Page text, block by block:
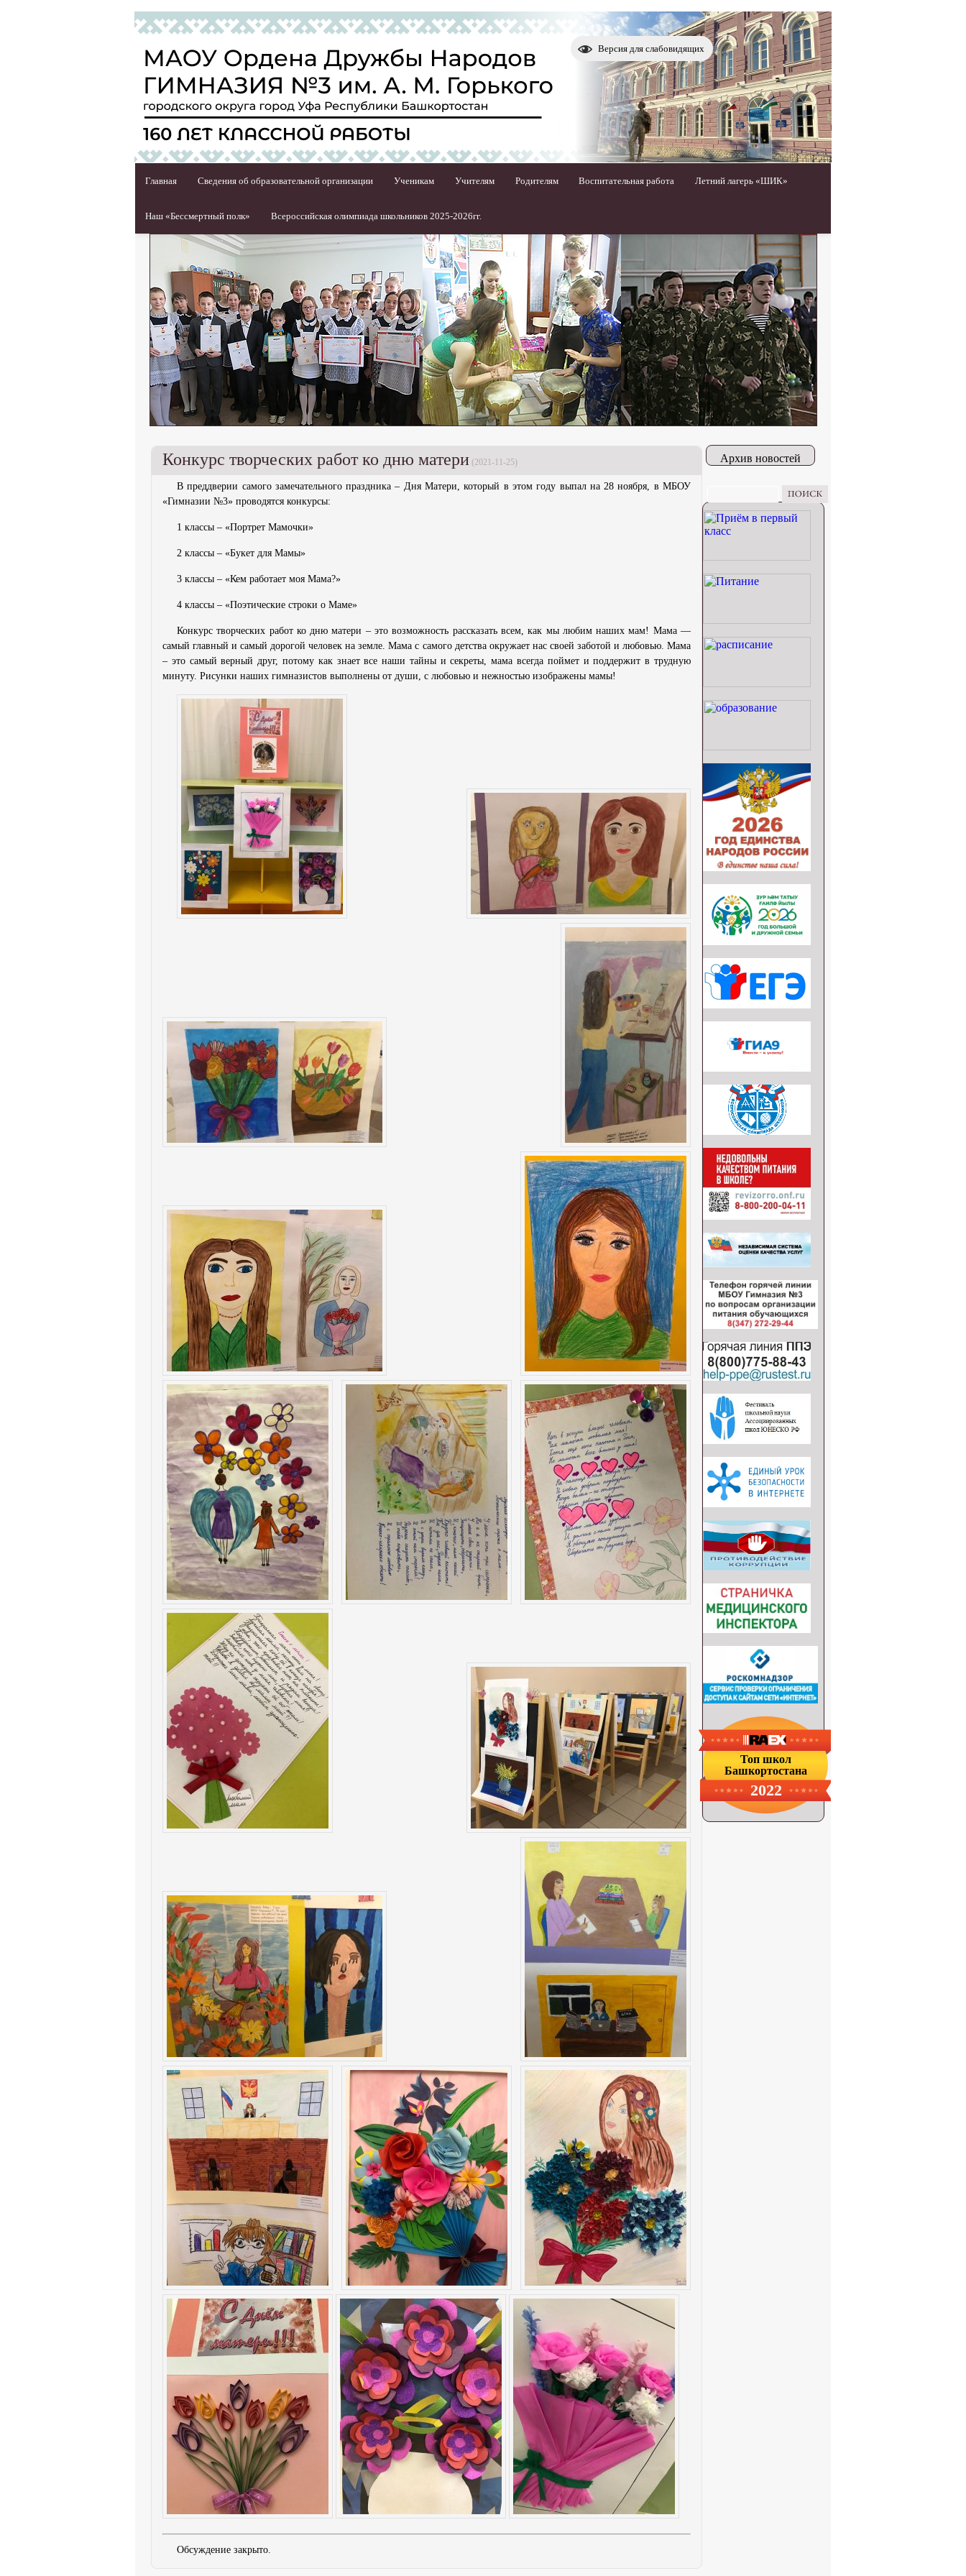
Версия для слабовидящих
Главная Сведения об образовательной организации Ученикам Учителям Родителям Воспитательная работа Летний лагерь «ШИК»
Наш «Бессмертный полк» Всероссийская олимпиада школьников 2025-2026гг.
Конкурс творческих работ ко дню матери (2021-11-25)
В преддверии самого замечательного праздника – Дня Матери, который в этом году выпал на 28 ноября, в МБОУ
«Гимназии №3» проводятся конкурсы:
1 классы – «Портрет Мамочки»
2 классы – «Букет для Мамы»
3 классы – «Кем работает моя Мама?»
4 классы – «Поэтические строки о Маме»
Конкурс творческих работ ко дню матери – это возможность рассказать всем, как мы любим наших мам! Мама —
самый главный и самый дорогой человек на земле. Мама с самого детства окружает нас своей заботой и любовью. Мама
– это самый верный друг, потому как знает все наши тайны и секреты, мама всегда поймет и поддержит в трудную
минуту. Рисунки наших гимназистов выполнены от души, с любовью и нежностью изображены мамы!
Обсуждение закрыто.
Архив новостей
Топ школ
Башкортостана
2022